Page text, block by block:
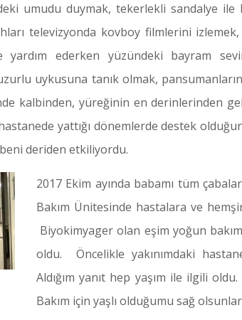
umudu duymak, tekerlekli sandalye
televizyonda kovboy filmlerini
yardım ederken yüzündeki bayram
uykusuna tanık olmak,
kalbinden, yüreğinin en derinlerinden
yattığı dönemlerde destek
deriden etkiliyordu.
2017 Ekim ayında babamı tüm
Bakım Ünitesinde hastalara ve
Biyokimyager olan eşim yoğun
oldu. Öncelikle yakınımdaki
Aldığım yanıt hep yaşım ile ilgili
Bakım için yaşlı olduğumu sağ